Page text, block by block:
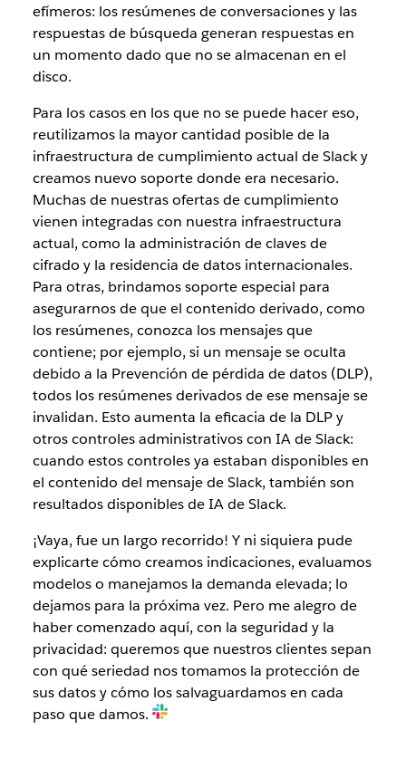
efímeros: los resúmenes de conversaciones y las
respuestas de búsqueda generan respuestas en
un momento dado que no se almacenan en el
disco.
Para los casos en los que no se puede hacer eso,
reutilizamos la mayor cantidad posible de la
infraestructura de cumplimiento actual de Slack y
creamos nuevo soporte donde era necesario.
Muchas de nuestras ofertas de cumplimiento
vienen integradas con nuestra infraestructura
actual, como la administración de claves de
cifrado y la residencia de datos internacionales.
Para otras, brindamos soporte especial para
asegurarnos de que el contenido derivado, como
los resúmenes, conozca los mensajes que
contiene; por ejemplo, si un mensaje se oculta
debido a la Prevención de pérdida de datos (DLP),
todos los resúmenes derivados de ese mensaje se
invalidan. Esto aumenta la eficacia de la DLP y
otros controles administrativos con IA de Slack:
cuando estos controles ya estaban disponibles en
el contenido del mensaje de Slack, también son
resultados disponibles de IA de Slack.
¡Vaya, fue un largo recorrido! Y ni siquiera pude
explicarte cómo creamos indicaciones, evaluamos
modelos o manejamos la demanda elevada; lo
dejamos para la próxima vez. Pero me alegro de
haber comenzado aquí, con la seguridad y la
privacidad: queremos que nuestros clientes sepan
con qué seriedad nos tomamos la protección de
sus datos y cómo los salvaguardamos en cada
paso que damos.